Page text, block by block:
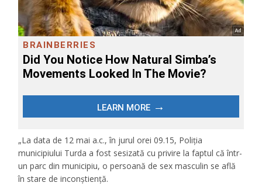
„La data de 12 mai a.c., în jurul orei 09.15, Poliția
municipiului Turda a fost sesizată cu privire la faptul că într-
un parc din municipiu, o persoană de sex masculin se află
în stare de inconștiență.